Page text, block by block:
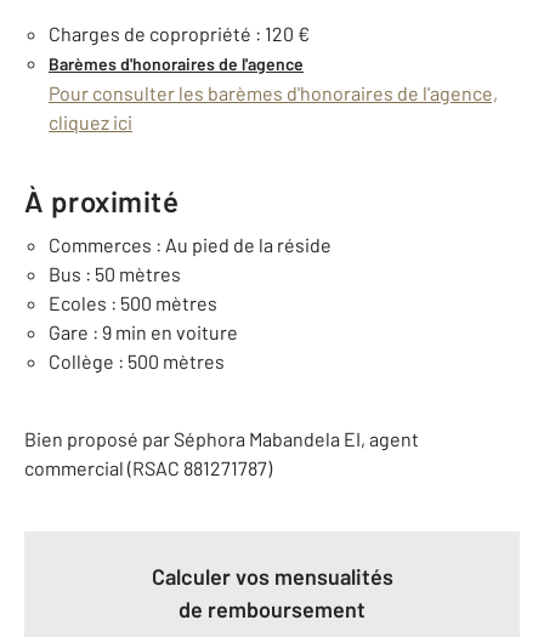
Charges de copropriété : 120 €
Barèmes d'honoraires de l'agence
Pour consulter les barèmes d'honoraires de l'agence,
cliquez ici
À proximité
Commerces : Au pied de la réside
Bus : 50 mètres
Ecoles : 500 mètres
Gare : 9 min en voiture
Collège : 500 mètres
Bien proposé parSéphora Mabandela EI, agent
commercial (RSAC 881271787)
Calculer vos mensualités
de remboursement